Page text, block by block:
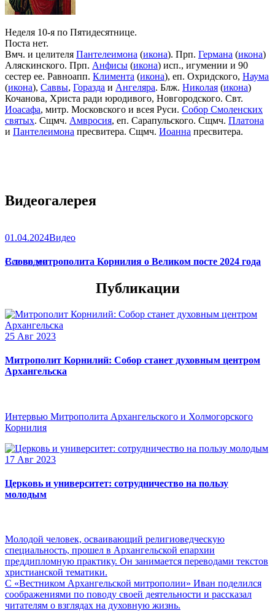
Неделя 10-я по Пятидесятнице.
Поста нет.
Вмч. и целителя Пантелеимона (икона). Прп. Германа (икона)
Аляскинского. Прп. Анфисы (икона) исп., игумении и 90
сестер ее. Равноапп. Климента (икона), еп. Охридского, Наума
(икона), Саввы, Горазда и Ангеляра. Блж. Николая (икона)
Кочанова, Христа ради юродивого, Новгородского. Свт.
Иоасафа, митр. Московского и всея Руси. Собор Смоленских
святых. Сщмч. Амвросия, еп. Сарапульского. Сщмч. Платона
и Пантелеимона пресвитера. Сщмч. Иоанна пресвитера.
Видеогалерея
01.04.2024Видео
Слово митрополита Корнилия о Великом посте 2024 года
Все видео
Публикации
25 Авг 2023
Митрополит Корнилий: Собор станет духовным центром
Архангельска
Интервью Митрополита Архангельского и Холмогорского
Корнилия
17 Авг 2023
Церковь и университет: сотрудничество на пользу
молодым
Молодой человек, осваивающий религиоведческую
специальность, прошел в Архангельской епархии
преддипломную практику. Он занимается переводами текстов
христианской тематики.
С «Вестником Архангельской митрополии» Иван поделился
соображениями по поводу своей деятельности и рассказал
читателям о взглядах на духовную жизнь.